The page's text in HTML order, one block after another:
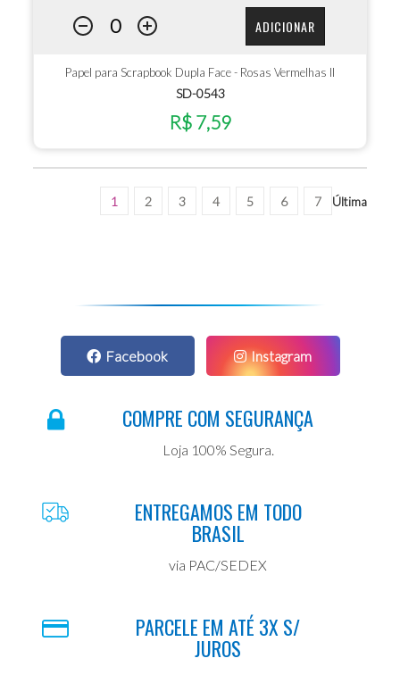
ADICIONAR
Papel para Scrapbook Dupla Face - Rosas Vermelhas II
SD-0543
R$ 7,59
1 2 3 4 5 6 7 Última
Facebook Instagram
COMPRE COM SEGURANÇA
Loja 100% Segura.
ENTREGAMOS EM TODO
BRASIL
via PAC/SEDEX
PARCELE EM ATÉ 3X S/
JUROS